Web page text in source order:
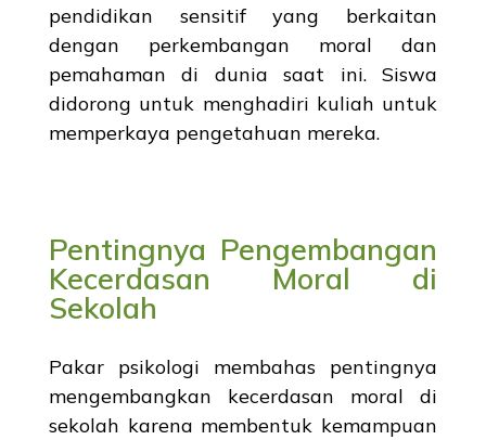
pendidikan sensitif yang berkaitan
dengan perkembangan moral dan
pemahaman di dunia saat ini. Siswa
didorong untuk menghadiri kuliah untuk
memperkaya pengetahuan mereka.
Pentingnya Pengembangan
Kecerdasan Moral di
Sekolah
Pakar psikologi membahas pentingnya
mengembangkan kecerdasan moral di
sekolah karena membentuk kemampuan